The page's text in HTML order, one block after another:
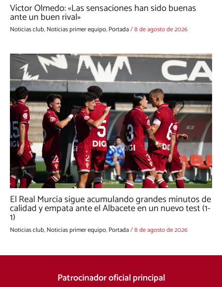
Víctor Olmedo: «Las sensaciones han sido buenas
ante un buen rival»
Noticias club,Noticias primer equipo,Portada/8 de agosto de 2026
El Real Murcia sigue acumulando grandes minutos de
calidad y empata ante el Albacete en un nuevo test (1-
1)
Noticias club,Noticias primer equipo,Portada/8 de agosto de 2026
Patrocinador oficial principal